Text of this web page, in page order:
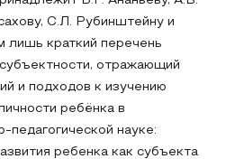
С.Л. Рубинштейну и
лишь краткий перечень
отражающий
и подходов к изучению
ребёнка в
педагогической науке:
ребенка как субъекта